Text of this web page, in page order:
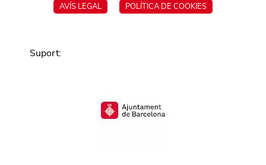
AVÍS LEGAL POLÍTICA DE COOKIES
Suport: